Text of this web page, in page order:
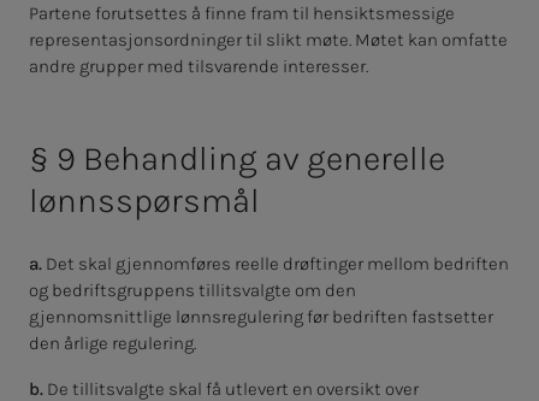
Partene forutsettes å finne fram til hensiktsmessige
representasjonsordninger til slikt møte. Møtet kan omfatte
andre grupper med tilsvarende interesser.
§ 9 Be­hand­ling av ge­ne­rel­le
lønns­spørs­mål
a. Det skal gjennomføres reelle drøftinger mellom bedriften
og bedriftsgruppens tillitsvalgte om den
gjennomsnittlige lønnsregulering før bedriften fastsetter
den årlige regulering.
b. De tillitsvalgte skal få utlevert en oversikt over